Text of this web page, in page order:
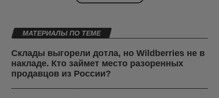
МАТЕРИАЛЫ ПО ТЕМЕ
Склады выгорели дотла, но Wildberries не в
накладе. Кто займет место разоренных
продавцов из России?